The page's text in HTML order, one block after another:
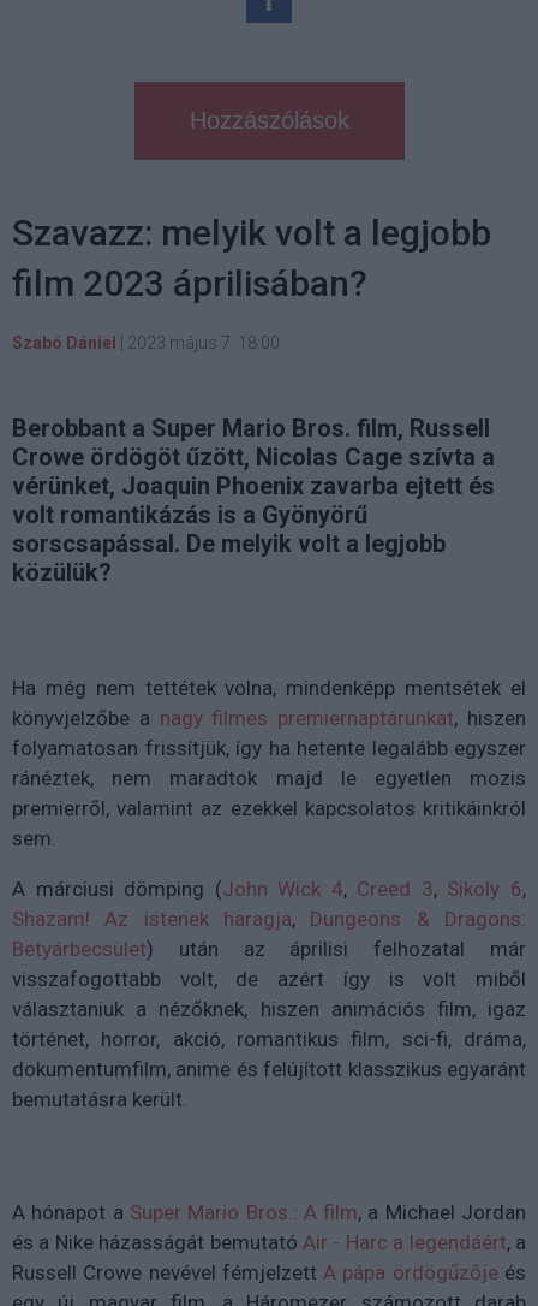
Hozzászólások
Szavazz: melyik volt a legjobb
film 2023 áprilisában?
Szabó Dániel 2023 május 7. 18:00
Berobbant a Super Mario Bros. film, Russell
Crowe ördögöt űzött, Nicolas Cage szívta a
vérünket, Joaquin Phoenix zavarba ejtett és
volt romantikázás is a Gyönyörű
sorscsapással. De melyik volt a legjobb
közülük?
Ha még nem tettétek volna, mindenképp mentsétek el
könyvjelzőbe a nagy filmes premiernaptárunkat, hiszen
folyamatosan frissítjük, így ha hetente legalább egyszer
ránéztek, nem maradtok majd le egyetlen mozis
premierről, valamint az ezekkel kapcsolatos kritikáinkról
sem.
A márciusi dömping (John Wick 4, Creed 3, Sikoly 6,
Shazam! Az istenek haragja, Dungeons & Dragons:
Betyárbecsület) után az áprilisi felhozatal már
visszafogottabb volt, de azért így is volt miből
választaniuk a nézőknek, hiszen animációs film, igaz
történet, horror, akció, romantikus film, sci-fi, dráma,
dokumentumfilm, anime és felújított klasszikus egyaránt
bemutatásra került.
A hónapot a Super Mario Bros.: A film, a Michael Jordan
és a Nike házasságát bemutató Air - Harc a legendáért, a
Russell Crowe nevével fémjelzett A pápa ördögűzőjeés